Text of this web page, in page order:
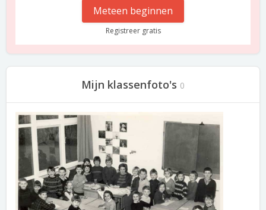
Meteen beginnen
Registreer gratis
Mijn klassenfoto's 0